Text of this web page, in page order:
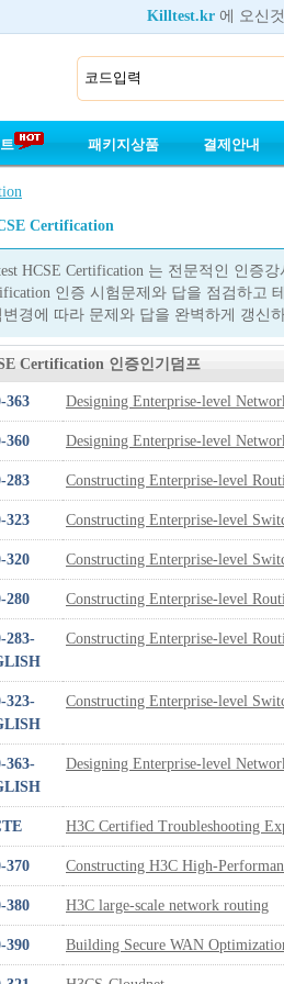
Killtest.kr 에 오신
패키지상품 결제안내
Certification
HCSE Certification 는 전문적인 인증
인증 시험문제와 답을 점검하고
변경에 따라 문제와 답을 완벽하게 갱신
Certification 인증인기덤프
363 Designing Enterprise-level
360 Designing Enterprise-level
283 Constructing Enterprise-level
323 Constructing Enterprise-level
320 Constructing Enterprise-level
280 Constructing Enterprise-level
283-
Constructing Enterprise-level
323-
Constructing Enterprise-level
363-
Designing Enterprise-level
H3C Certified Troubleshooting
370 Constructing H3C High-
380 H3C large-scale network routing
390 Building Secure WAN